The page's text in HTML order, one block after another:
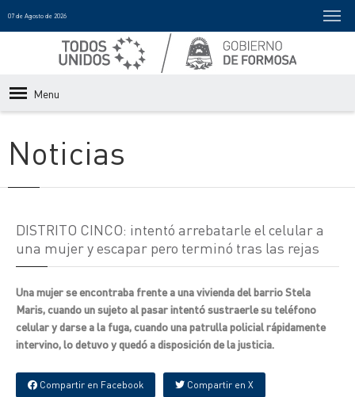
07 de Agosto de 2026
Menu
Noticias
DISTRITO CINCO: intentó arrebatarle el celular a
una mujer y escapar pero terminó tras las rejas
Una mujer se encontraba frente a una vivienda del barrio Stela
Maris, cuando un sujeto al pasar intentó sustraerle su teléfono
celular y darse a la fuga, cuando una patrulla policial rápidamente
intervino, lo detuvo y quedó a disposición de la justicia.
Compartir en Facebook Compartir en X